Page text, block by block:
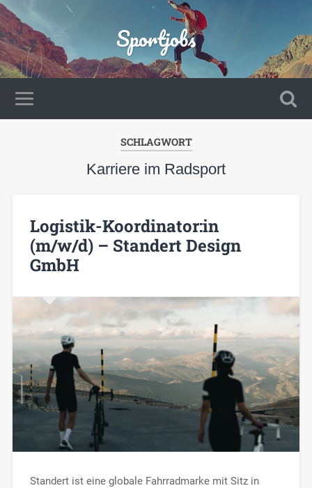
Sportjobs
SCHLAGWORT
Karriere im Radsport
Logistik-Koordinator:in
(m/w/d) – Standert Design
GmbH
Standert ist eine globale Fahrradmarke mit Sitz in